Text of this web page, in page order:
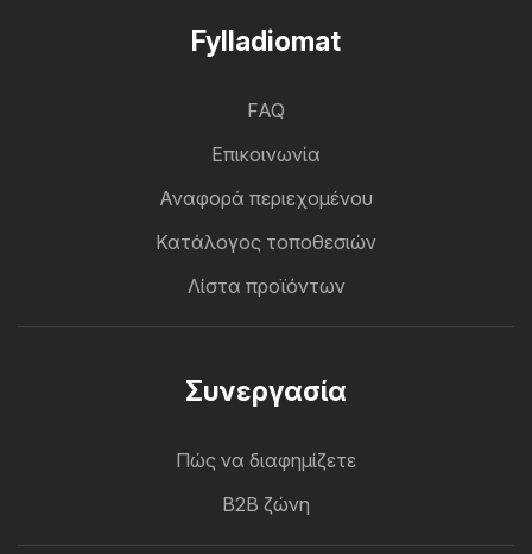
Fylladiomat
FAQ
Επικοινωνία
Αναφορά περιεχομένου
Κατάλογος τοποθεσιών
Λίστα προϊόντων
Συνεργασία
Πώς να διαφημίζετε
B2B ζώνη